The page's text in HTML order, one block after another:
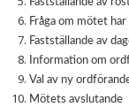
Fastställande av
Fråga om mötet
Fastställande av
Information om
Val av ny
Mötets avslutande